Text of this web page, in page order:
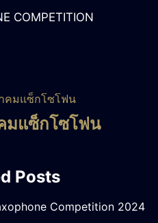
มแซ็กโซโฟน
Posts